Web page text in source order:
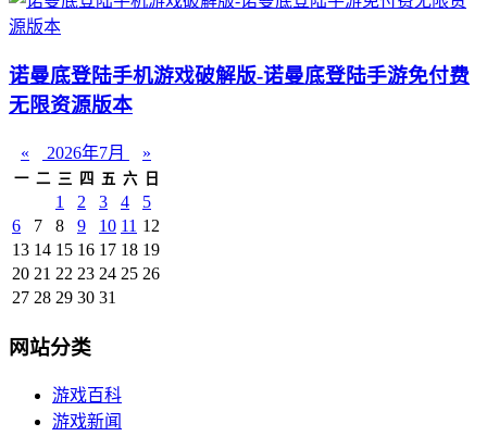
诺曼底登陆手机游戏破解版-诺曼底登陆手游免付费
无限资源版本
« 2026年7月 »
一 二 三 四 五 六 日
1 2 3 4
5
6
7 8 9 10 11 12
13 14 15 16 17 18 19
20 21 22 23 24 25 26
27 28 29 30 31
网站分类
游戏百科
游戏新闻